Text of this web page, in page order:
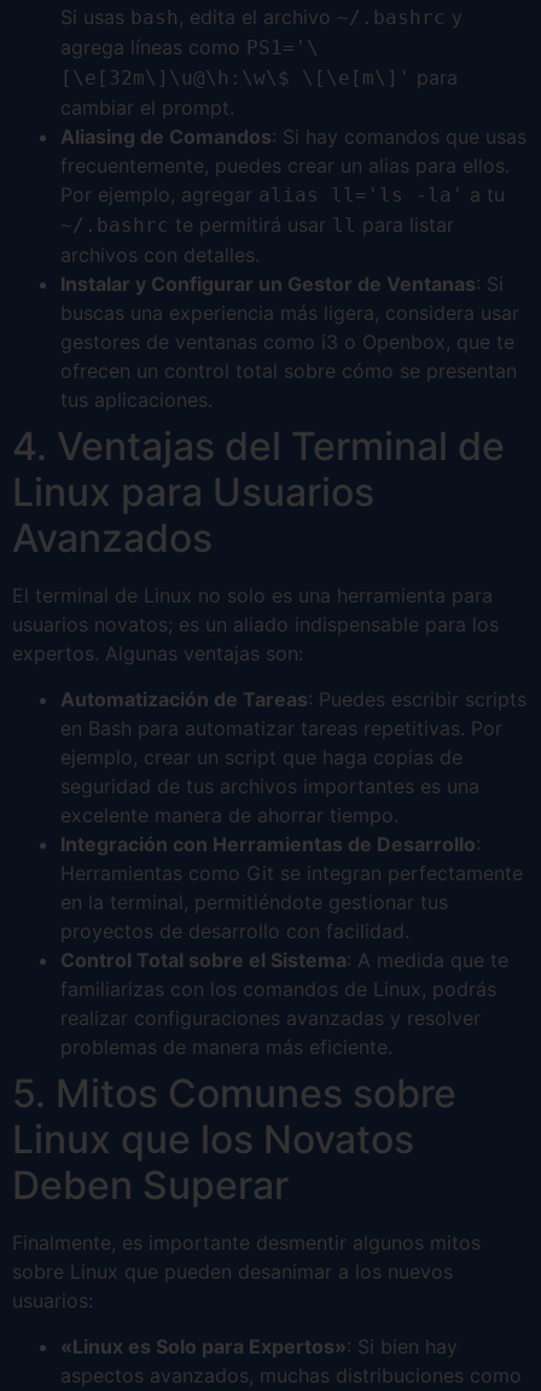
Si usas bash , edita el archivo ~/.bashrc y
agrega líneas como PS1='\
[\e[32m\]\u@\h:\w\$ \[\e[m\]' para
cambiar el prompt.
Aliasing de Comandos: Si hay comandos que usas
frecuentemente, puedes crear un alias para ellos.
Por ejemplo, agregar alias ll='ls -la' a tu
~/.bashrc te permitirá usar ll para listar
archivos con detalles.
Instalar y Configurar un Gestor de Ventanas: Si
buscas una experiencia más ligera, considera usar
gestores de ventanas como i3 o Openbox, que te
ofrecen un control total sobre cómo se presentan
tus aplicaciones.
4. Ventajas del Terminal de
Linux para Usuarios
Avanzados
El terminal de Linux no solo es una herramienta para
usuarios novatos; es un aliado indispensable para los
expertos. Algunas ventajas son:
Automatización de Tareas: Puedes escribir scripts
en Bash para automatizar tareas repetitivas. Por
ejemplo, crear un script que haga copias de
seguridad de tus archivos importantes es una
excelente manera de ahorrar tiempo.
Integración con Herramientas de Desarrollo:
Herramientas como Git se integran perfectamente
en la terminal, permitiéndote gestionar tus
proyectos de desarrollo con facilidad.
Control Total sobre el Sistema: A medida que te
familiarizas con los comandos de Linux, podrás
realizar configuraciones avanzadas y resolver
problemas de manera más eficiente.
5. Mitos Comunes sobre
Linux que los Novatos
Deben Superar
Finalmente, es importante desmentir algunos mitos
sobre Linux que pueden desanimar a los nuevos
usuarios:
«Linux es Solo para Expertos»: Si bien hay
aspectos avanzados, muchas distribuciones como